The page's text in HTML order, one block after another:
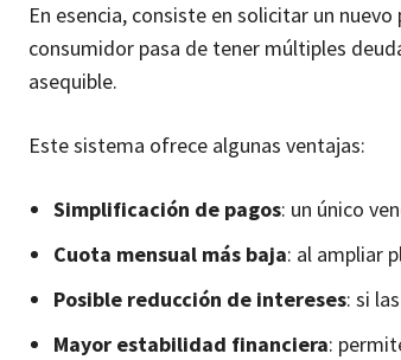
En esencia, consiste en solicitar un
consumidor pasa de tener múltiples
asequible.
Este sistema ofrece algunas ventajas:
Simplificación de pagos: un único
Cuota mensual más baja: al ampliar
Posible reducción de intereses: si
Mayor estabilidad financiera: